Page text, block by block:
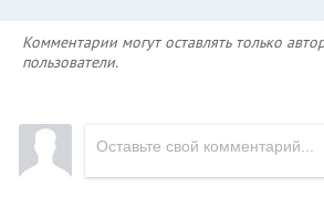
Комментарии могут оставлять только
пользователи.